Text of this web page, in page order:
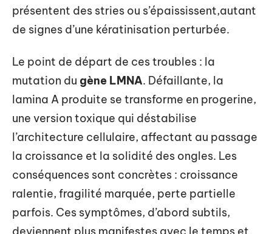
présentent des stries ou s’épaississent,autant
de signes d’une kératinisation perturbée.
Le point de départ de ces troubles : la
mutation du gène LMNA. Défaillante, la
lamina A produite se transforme en progerine,
une version toxique qui déstabilise
l’architecture cellulaire, affectant au passage
la croissance et la solidité des ongles. Les
conséquences sont concrètes : croissance
ralentie, fragilité marquée, perte partielle
parfois. Ces symptômes, d’abord subtils,